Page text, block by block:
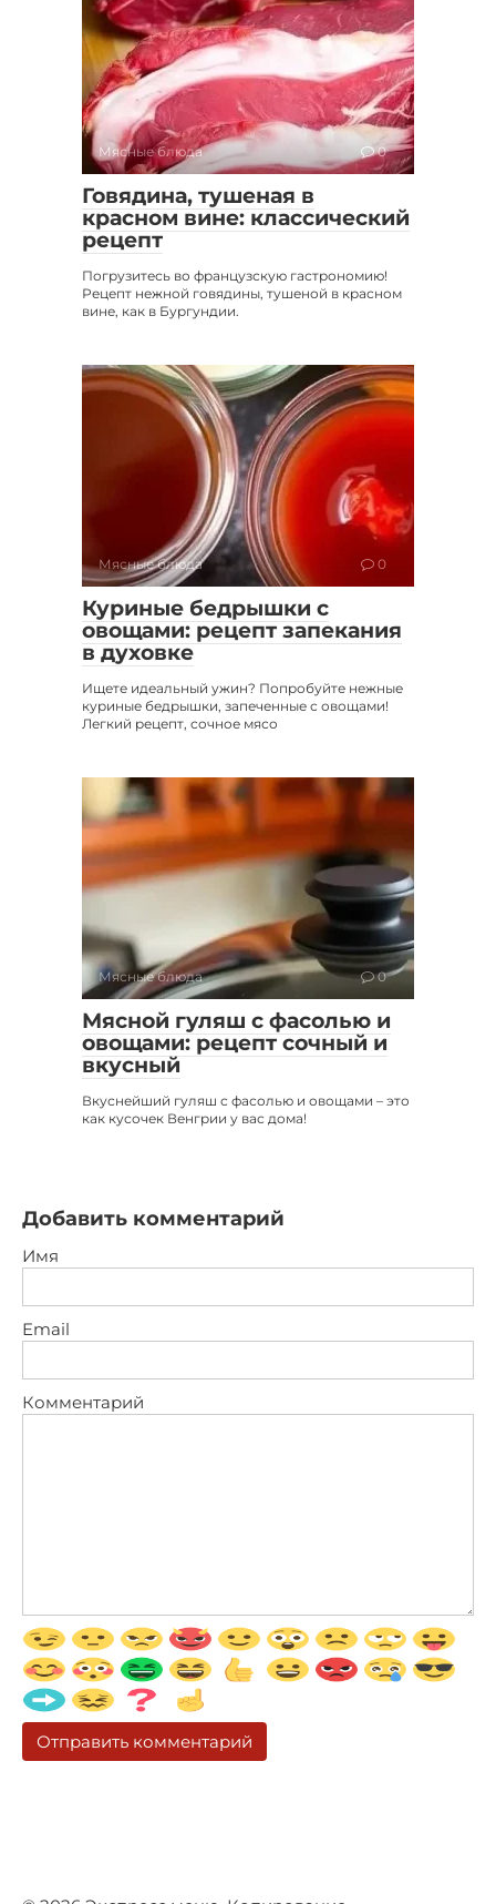
Мясные блюда 0
Говядина, тушеная в
красном вине: классический
рецепт
Погрузитесь во французскую гастрономию!
Рецепт нежной говядины, тушеной в красном
вине, как в Бургундии.
Мясные блюда 0
Куриные бедрышки с
овощами: рецепт запекания
в духовке
Ищете идеальный ужин? Попробуйте нежные
куриные бедрышки, запеченные с овощами!
Легкий рецепт, сочное мясо
Мясные блюда 0
Мясной гуляш с фасолью и
овощами: рецепт сочный и
вкусный
Вкуснейший гуляш с фасолью и овощами – это
как кусочек Венгрии у вас дома!
Добавить комментарий
Имя
Email
Комментарий